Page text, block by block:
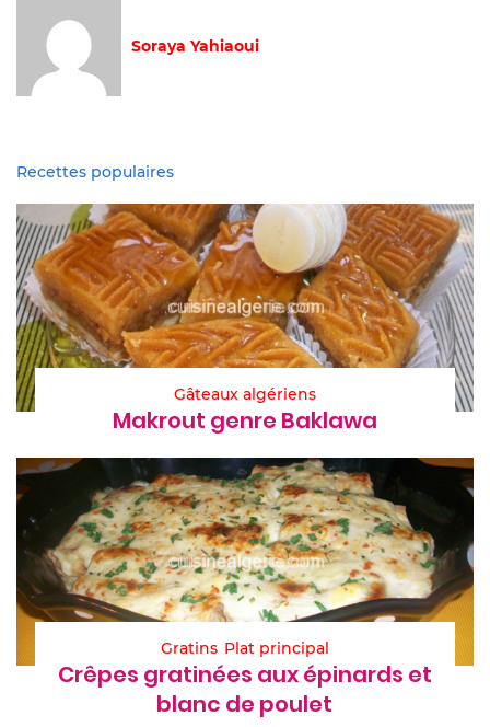
Soraya Yahiaoui
Recettes populaires
Gâteaux algériens
Makrout genre Baklawa
Gratins Plat principal
Crêpes gratinées aux épinards et
blanc de poulet